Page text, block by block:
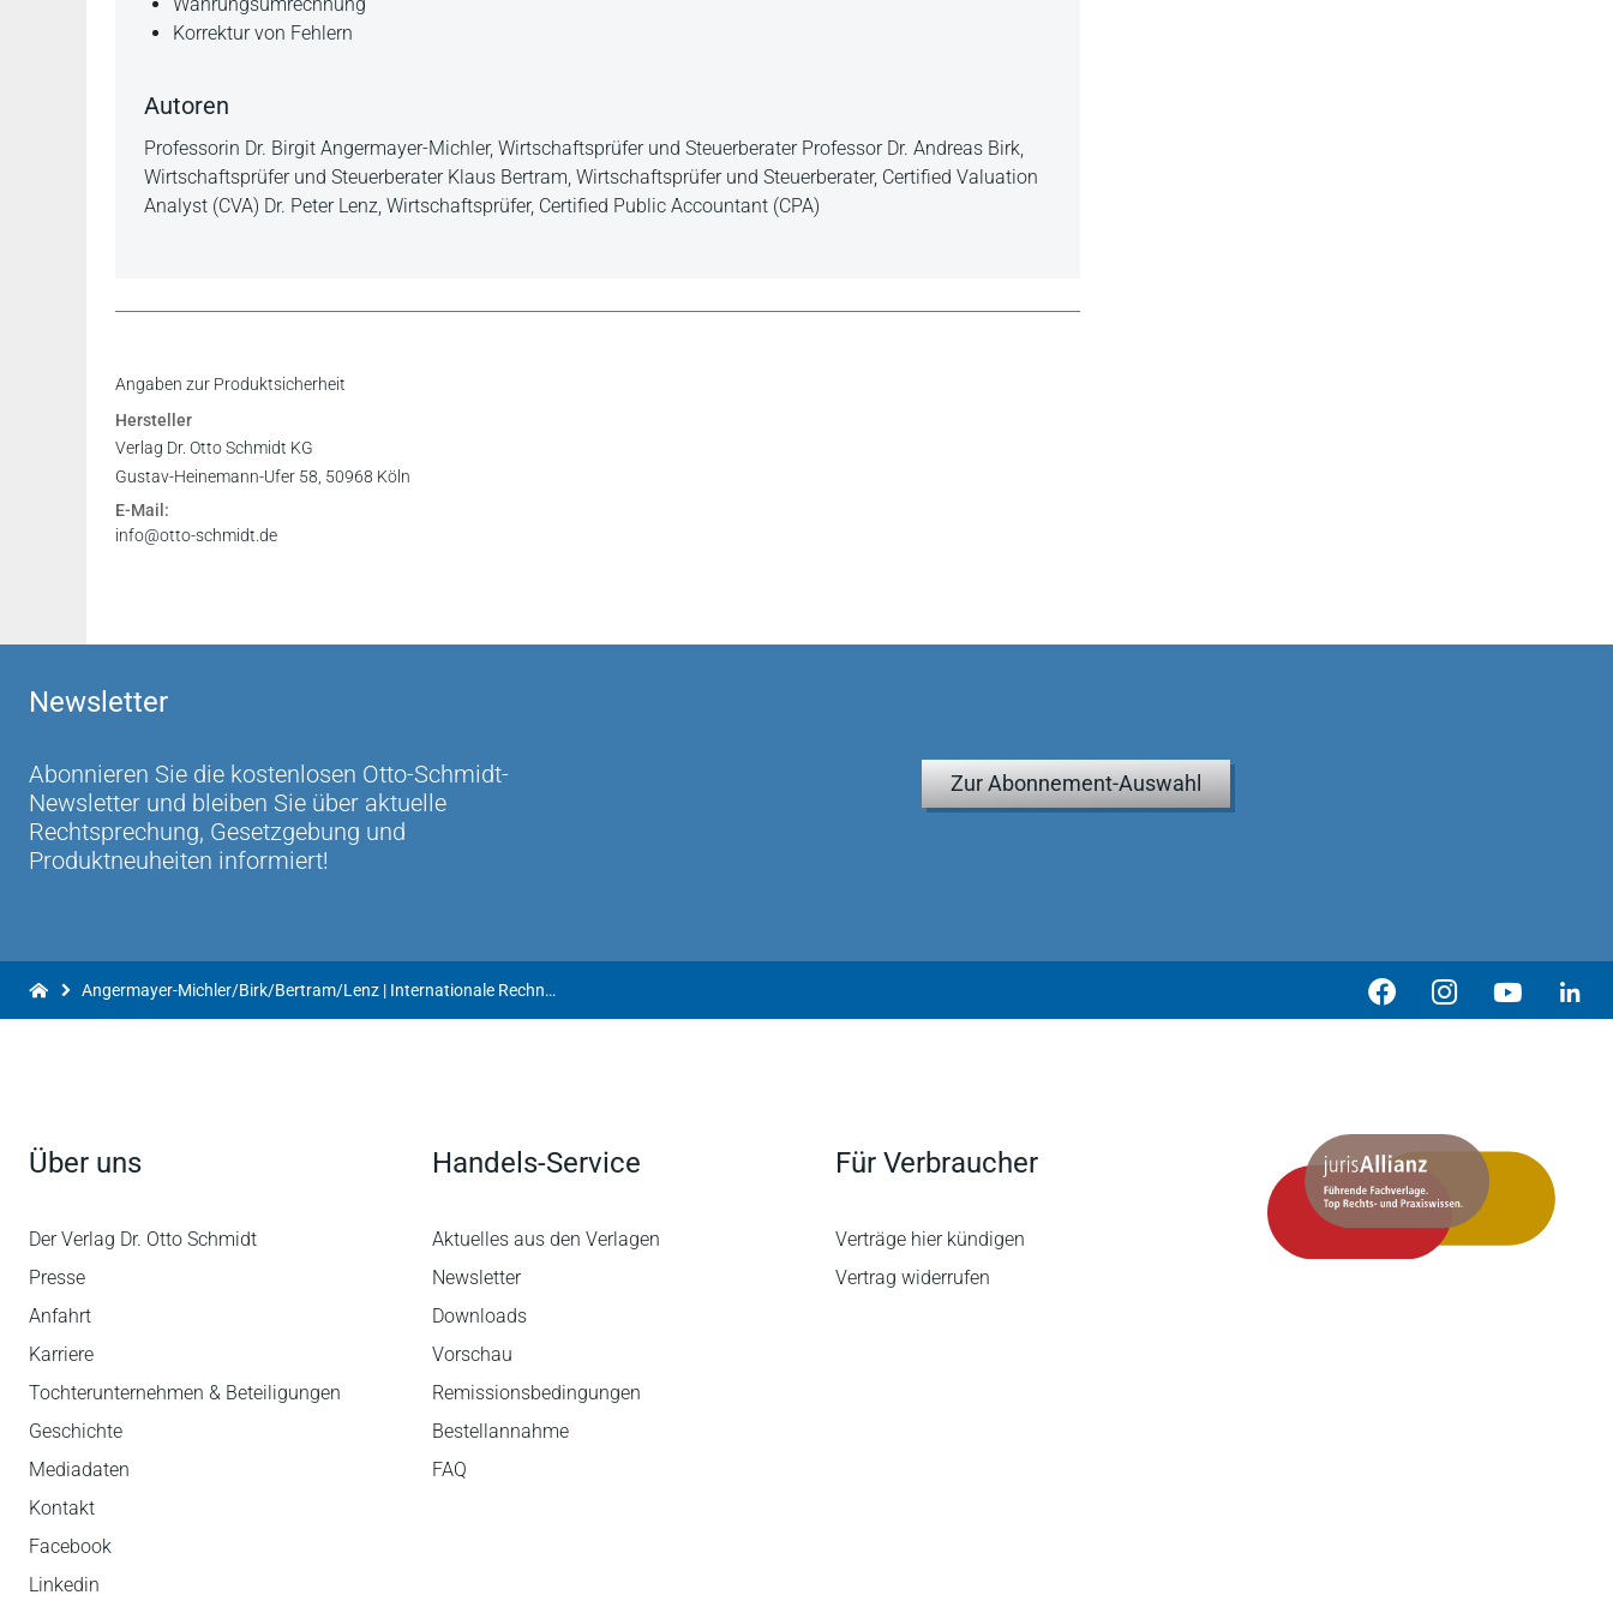
Korrektur von Fehlern
Autoren
Professorin Dr. Birgit Angermayer-Michler, Wirtschaftsprüfer und Steuerberater Professor Dr. Andreas Birk,
Wirtschaftsprüfer und Steuerberater Klaus Bertram, Wirtschaftsprüfer und Steuerberater, Certified Valuation
Analyst (CVA) Dr. Peter Lenz, Wirtschaftsprüfer, Certified Public Accountant (CPA)
Inhaltsverzeichnis
Vorwort
Leseprobe
Angaben zur Produktsicherheit
Hersteller
Verlag Dr. Otto Schmidt KG
Gustav-Heinemann-Ufer 58, 50968 Köln
E-Mail:
info@otto-schmidt.de
Newsletter
Abonnieren Sie die kostenlosen Otto-Schmidt-
Newsletter und bleiben Sie über aktuelle
Rechtsprechung, Gesetzgebung und
Produktneuheiten informiert!
Zur Abonnement-Auswahl
Angermayer-Michler/Birk/Bertram/Lenz | Internationale Rechnungslegung nach IFRS
Über uns
Der Verlag Dr. Otto Schmidt
Presse
Anfahrt
Karriere
Tochterunternehmen & Beteiligungen
Geschichte
Mediadaten
Kontakt
Facebook
Linkedin
Handels-Service
Aktuelles aus den Verlagen
Newsletter
Downloads
Vorschau
Remissionsbedingungen
Bestellannahme
FAQ
Für Verbraucher
Verträge hier kündigen
Vertrag widerrufen